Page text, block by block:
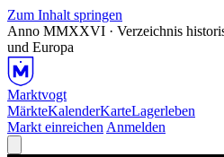
Zum Inhalt springen
Anno MMXXVI · Verzeichnis
und Europa
Marktvogt
MärkteKalenderKarteLagerleben
Markt einreichen Anmelden